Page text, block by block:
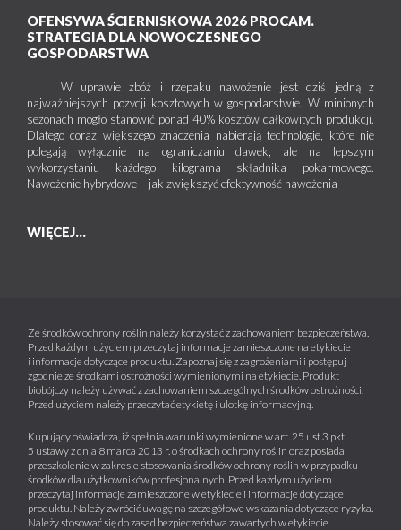
OFENSYWA ŚCIERNISKOWA 2026 PROCAM.
STRATEGIA DLA NOWOCZESNEGO
GOSPODARSTWA
W uprawie zbóż i rzepaku nawożenie jest dziś jedną z
najważniejszych pozycji kosztowych w gospodarstwie. W minionych
sezonach mogło stanowić ponad 40% kosztów całkowitych produkcji.
Dlatego coraz większego znaczenia nabierają technologie, które nie
polegają wyłącznie na ograniczaniu dawek, ale na lepszym
wykorzystaniu każdego kilograma składnika pokarmowego.
Nawożenie hybrydowe – jak zwiększyć efektywność nawożenia
WIĘCEJ...
Ze środków ochrony roślin należy korzystać z zachowaniem bezpieczeństwa.
Przed każdym użyciem przeczytaj informacje zamieszczone na etykiecie
i informacje dotyczące produktu. Zapoznaj się z zagrożeniami i postępuj
zgodnie ze środkami ostrożności wymienionymi na etykiecie. Produkt
biobójczy należy używać z zachowaniem szczególnych środków ostrożności.
Przed użyciem należy przeczytać etykietę i ulotkę informacyjną.
Kupujący oświadcza, iż spełnia warunki wymienione w art. 25 ust.3 pkt
5 ustawy z dnia 8 marca 2013 r. o środkach ochrony roślin oraz posiada
przeszkolenie w zakresie stosowania środków ochrony roślin w przypadku
środków dla użytkowników profesjonalnych. Przed każdym użyciem
przeczytaj informacje zamieszczone w etykiecie i informacje dotyczące
produktu. Należy zwrócić uwagę na szczegółowe wskazania dotyczące ryzyka.
Należy stosować się do zasad bezpieczeństwa zawartych w etykiecie.